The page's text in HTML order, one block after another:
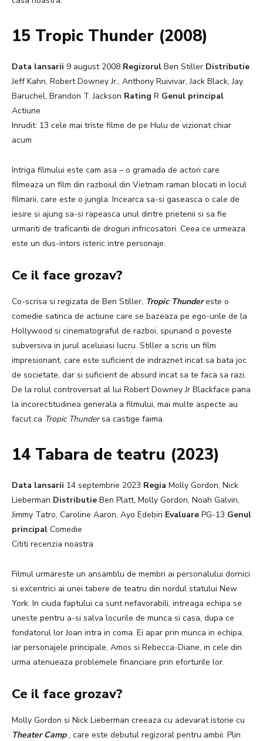
15 Tropic Thunder (2008)
Data lansarii 9 august 2008 Regizorul Ben Stiller Distributie
Jeff Kahn, Robert Downey Jr., Anthony Ruivivar, Jack Black, Jay
Baruchel, Brandon T. Jackson Rating R Genul principal
Actiune
Inrudit: 13 cele mai triste filme de pe Hulu de vizionat chiar
acum
Intriga filmului este cam asa – o gramada de actori care
filmeaza un film din razboiul din Vietnam raman blocati in locul
filmarii, care este o jungla. Incearca sa-si gaseasca o cale de
iesire si ajung sa-si rapeasca unul dintre prietenii si sa fie
urmariti de traficantii de droguri infricosatori. Ceea ce urmeaza
este un dus-intors isteric intre personaje.
Ce il face grozav?
Co-scrisa si regizata de Ben Stiller, Tropic Thundereste o
comedie satirica de actiune care se bazeaza pe ego-urile de la
Hollywood si cinematograful de razboi, spunand o poveste
subversiva in jurul aceluiasi lucru. Stiller a scris un film
impresionant, care este suficient de indraznet incat sa bata joc
de societate, dar si suficient de absurd incat sa te faca sa razi.
De la rolul controversat al lui Robert Downey Jr Blackface pana
la incorectitudinea generala a filmului, mai multe aspecte au
facut ca Tropic Thundersa castige faima.
14 Tabara de teatru (2023)
Data lansarii 14 septembrie 2023 Regia Molly Gordon, Nick
Lieberman Distributie Ben Platt, Molly Gordon, Noah Galvin,
Jimmy Tatro, Caroline Aaron, Ayo Edebiri Evaluare PG-13 Genul
principal Comedie
Cititi recenzia noastra
Filmul urmareste un ansamblu de membri ai personalului dornici
si excentrici ai unei tabere de teatru din nordul statului New
York. In ciuda faptului ca sunt nefavorabili, intreaga echipa se
uneste pentru a-si salva locurile de munca si casa, dupa ce
fondatorul lor Joan intra in coma. Ei apar prin munca in echipa,
iar personajele principale, Amos si Rebecca-Diane, in cele din
urma atenueaza problemele financiare prin eforturile lor.
Ce il face grozav?
Molly Gordon si Nick Lieberman creeaza cu adevarat istorie cu
Theater Camp, care este debutul regizoral pentru ambii. Plin